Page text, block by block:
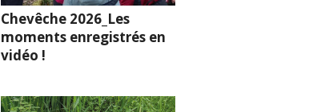
Chevêche 2026_Les
moments enregistrés en
vidéo !